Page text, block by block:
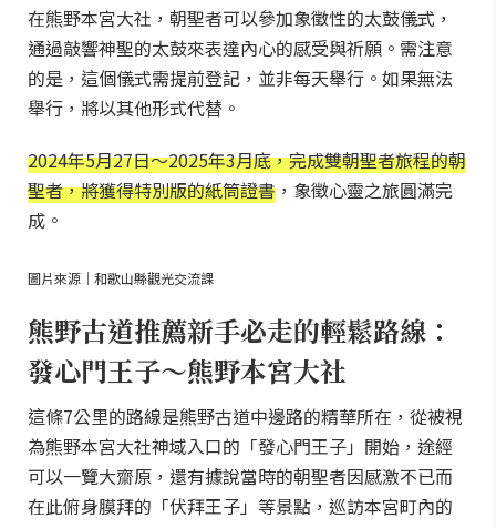
在熊野本宮大社，朝聖者可以參加象徵性的太鼓儀式，
通過敲響神聖的太鼓來表達內心的感受與祈願。需注意
的是，這個儀式需提前登記，並非每天舉行。如果無法
舉行，將以其他形式代替。
2024年5月27日～2025年3月底，完成雙朝聖者旅程的朝
聖者，將獲得特別版的紙筒證書 ，象徵心靈之旅圓滿完
成。
圖片來源｜和歌山縣觀光交流課
熊野古道推薦新手必走的輕鬆路線：
發心門王子～熊野本宮大社
這條7公里的路線是熊野古道中邊路的精華所在，從被視
為熊野本宮大社神域入口的「發心門王子」開始，途經
可以一覽大齋原，還有據說當時的朝聖者因感激不已而
在此俯身膜拜的「伏拜王子」等景點，巡訪本宮町內的